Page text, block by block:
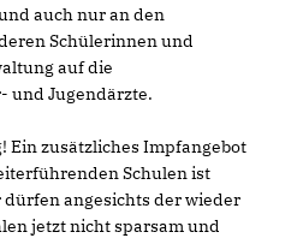
auch nur an den
Schülerinnen und
auf die
und Jugendärzte.
Ein zusätzliches Impfangebot
Schulen ist
angesichts der wieder
jetzt nicht sparsam und